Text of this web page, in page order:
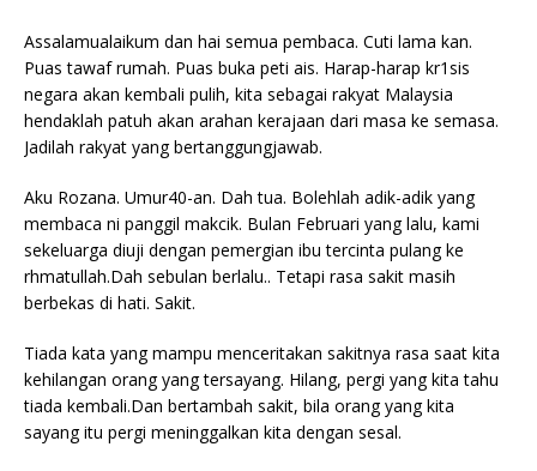
Assalamualaikum dan hai semua pembaca. Cuti lama kan.
Puas tawaf rumah. Puas buka peti ais. Harap-harap kr1sis
negara akan kembali pulih, kita sebagai rakyat Malaysia
hendaklah patuh akan arahan kerajaan dari masa ke semasa.
Jadilah rakyat yang bertanggungjawab.
Aku Rozana. Umur40-an. Dah tua. Bolehlah adik-adik yang
membaca ni panggil makcik. Bulan Februari yang lalu, kami
sekeluarga diuji dengan pemergian ibu tercinta pulang ke
rhmatullah.Dah sebulan berlalu.. Tetapi rasa sakit masih
berbekas di hati. Sakit.
Tiada kata yang mampu menceritakan sakitnya rasa saat kita
kehilangan orang yang tersayang. Hilang, pergi yang kita tahu
tiada kembali.Dan bertambah sakit, bila orang yang kita
sayang itu pergi meninggalkan kita dengan sesal.